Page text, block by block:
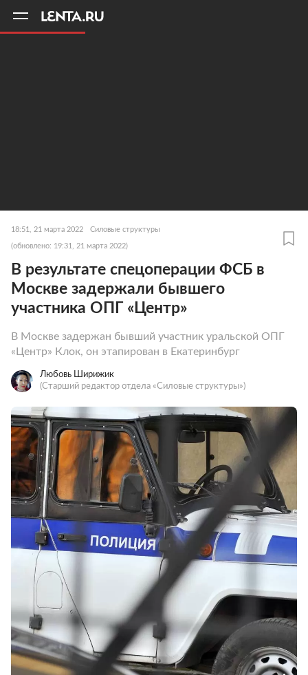
18:51, 21 марта 2022 Силовые структуры
(обновлено: 19:31, 21 марта 2022)
В результате спецоперации ФСБ в
Москве задержали бывшего
участника ОПГ «Центр»
В Москве задержан бывший участник уральской ОПГ
«Центр» Клок, он этапирован в Екатеринбург
Любовь Ширижик
(Старший редактор отдела «Силовые структуры»)